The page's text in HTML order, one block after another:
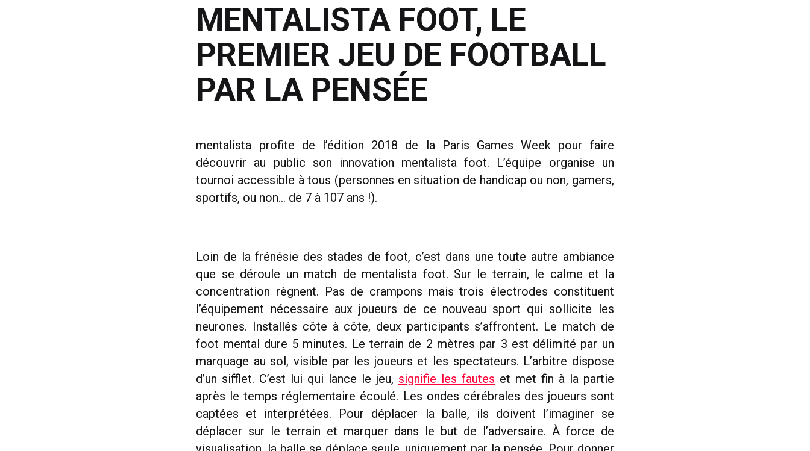
MENTALISTA FOOT, LE
PREMIER JEU DE FOOTBALL
PAR LA PENSÉE
mentalista profite de l’édition 2018 de la Paris Games Week pour faire
découvrir au public son innovation mentalista foot. L’équipe organise un
tournoi accessible à tous (personnes en situation de handicap ou non, gamers,
sportifs, ou non… de 7 à 107 ans !).
Loin de la frénésie des stades de foot, c’est dans une toute autre ambiance
que se déroule un match de mentalista foot. Sur le terrain, le calme et la
concentration règnent. Pas de crampons mais trois électrodes constituent
l’équipement nécessaire aux joueurs de ce nouveau sport qui sollicite les
neurones. Installés côte à côte, deux participants s’affrontent. Le match de
foot mental dure 5 minutes. Le terrain de 2 mètres par 3 est délimité par un
marquage au sol, visible par les joueurs et les spectateurs. L’arbitre dispose
d’un sifflet. C’est lui qui lance le jeu, signifie les fautes et met fin à la partie
après le temps réglementaire écoulé. Les ondes cérébrales des joueurs sont
captées et interprétées. Pour déplacer la balle, ils doivent l’imaginer se
déplacer sur le terrain et marquer dans le but de l’adversaire. À force de